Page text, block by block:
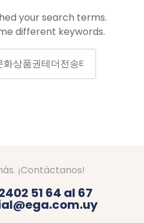
your search terms.
different keywords.
¡Contáctanos!
51 64 al 67